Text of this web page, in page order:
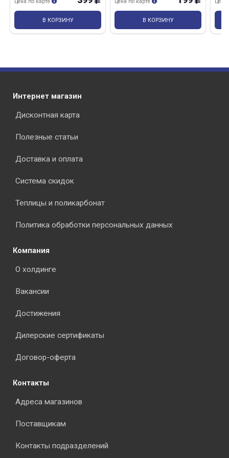
Цена по карте
В КОРЗИНУ
Цена по карте
В КОРЗИНУ
Цена
Интернет магазин
Дисконтная карта
Полезные статьи
Доставка и оплата
Система скидок
Теплицы и поликарбонат
Политика обработки персональных данных
Компания
О холдинге
Вакансии
Достижения
Дилерские сертификаты
Договор-оферта
Контакты
Адреса магазинов
Поставщикам
Контакты подразделений